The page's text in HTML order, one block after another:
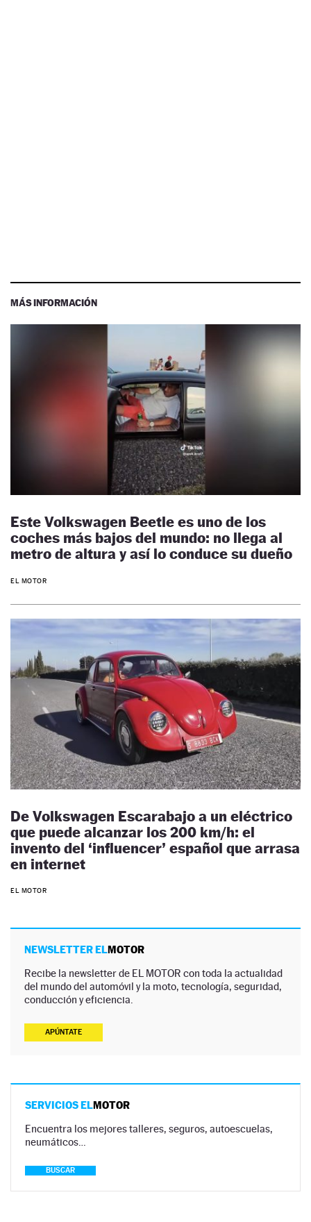
MÁS INFORMACIÓN
Este Volkswagen Beetle es uno de los
coches más bajos del mundo: no llega al
metro de altura y así lo conduce su dueño
EL MOTOR
De Volkswagen Escarabajo a un eléctrico
que puede alcanzar los 200 km/h: el
invento del ‘influencer’ español que arrasa
en internet
EL MOTOR
NEWSLETTER ELMOTOR
Recibe la newsletter de EL MOTOR con toda la actualidad
del mundo del automóvil y la moto, tecnología, seguridad,
conducción y eficiencia.
APÚNTATE
SERVICIOS ELMOTOR
Encuentra los mejores talleres, seguros, autoescuelas,
neumáticos…
BUSCAR